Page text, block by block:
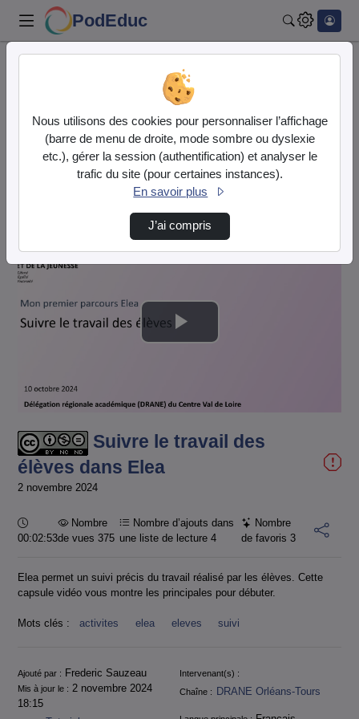
PodEduc
DRANE Orléans-Tours
Suivre Le Travail Des Élèves Dans Elea
DRANE Orléans-
Tours
Lire
Suivre le travail des
élèves dans Elea
2 novembre 2024
Durée :
00:02:53
Nombre
de vues 375
Nombre d’ajouts dans
une liste de lecture4
Nombre
de favoris 3
Elea permet un suivi précis du travail réalisé par les élèves. Cette
capsule vidéo vous montre les principales pour débuter.
Mots clés : activites elea eleves suivi
Informations
Ajouté par : Frederic Sauzeau
Intervenant(s) :
Mis à jour le : 2 novembre 2024
18:15
Chaîne : DRANE Orléans-Tours
Nous utilisons des cookies pour personnaliser l’affichage
(barre de menu de droite, mode sombre ou dyslexie
etc.), gérer la session (authentification) et analyser le
trafic du site (pour certaines instances).
En savoir plus
J’ai compris